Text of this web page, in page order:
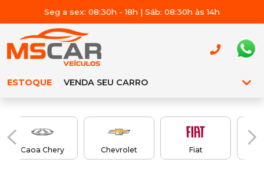
Seg a sex: 08:30h - 18h | Sáb: 08:30h às 14h
ESTOQUE VENDA SEU CARRO
Caoa Chery Chevrolet Fiat